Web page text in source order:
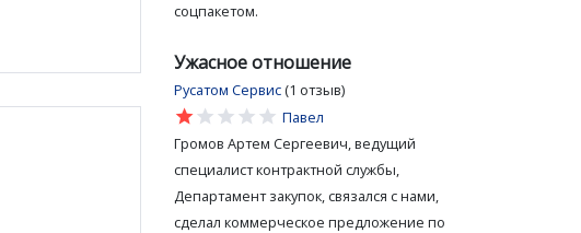
соцпакетом.
Ужасное отношение
Русатом Сервис (1 отзыв)
star
star
star
star
star
Павел
Громов Артем Сергеевич, ведущий
специалист контрактной службы,
Департамент закупок, связался с нами,
сделал коммерческое предложение по